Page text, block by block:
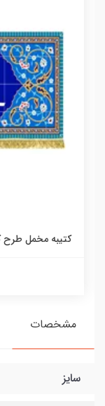
کتیبه مخمل طرح
مشخصات
سایز